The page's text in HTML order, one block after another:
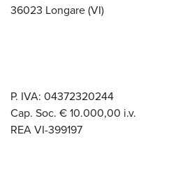
36023 Longare (VI)
P. IVA: 04372320244
Cap. Soc. € 10.000,00 i.v.
REA VI-399197